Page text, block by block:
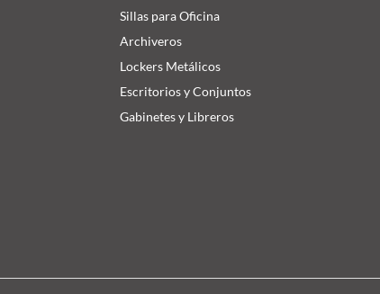
Sillas para Oficina
Archiveros
Lockers Metálicos
Escritorios y Conjuntos
Gabinetes y Libreros